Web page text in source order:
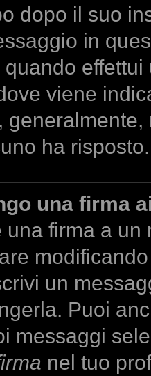
dopo il suo
in
viene
ha risposto.
una firma
una firma a
un
Puoi
messaggi
nel tuo